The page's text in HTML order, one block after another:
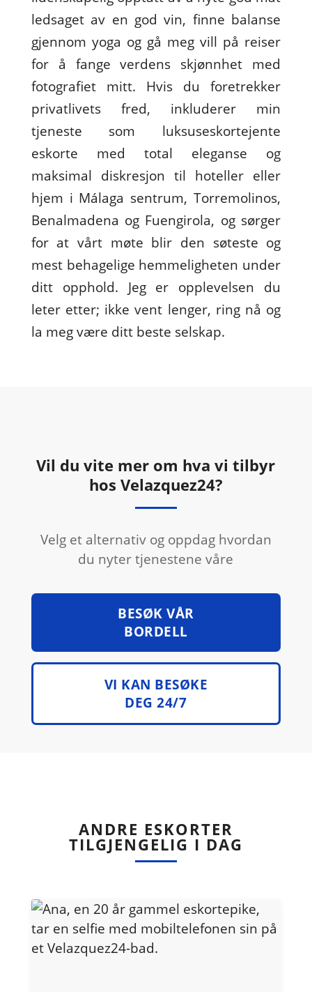
ledsaget av en god vin, finne balanse
gjennom yoga og gå meg vill på reiser
for å fange verdens skjønnhet med
fotografiet mitt. Hvis du foretrekker
privatlivets fred, inkluderer min
tjeneste som luksuseskortejente
eskorte med total eleganse og
maksimal diskresjon til hoteller eller
hjem i Málaga sentrum, Torremolinos,
Benalmadena og Fuengirola, og sørger
for at vårt møte blir den søteste og
mest behagelige hemmeligheten under
ditt opphold. Jeg er opplevelsen du
leter etter; ikke vent lenger, ring nå og
la meg være ditt beste selskap.
Vil du vite mer om hva vi tilbyr
hos Velazquez24?
Velg et alternativ og oppdag hvordan
du nyter tjenestene våre
BESØK VÅR
BORDELL
VI KAN BESØKE
DEG 24/7
ANDRE ESKORTER
TILGJENGELIG I DAG